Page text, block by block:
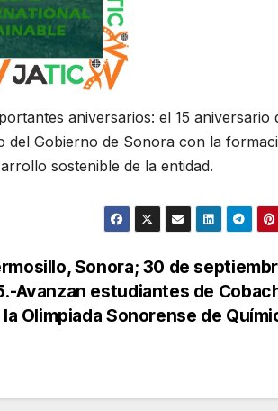
aniversarios: el 15 aniversario
del Gobierno de Sonora con la
sostenible de la entidad.
Sonora; 30 de
Avanzan estudiantes de
Olimpiada Sonorense de